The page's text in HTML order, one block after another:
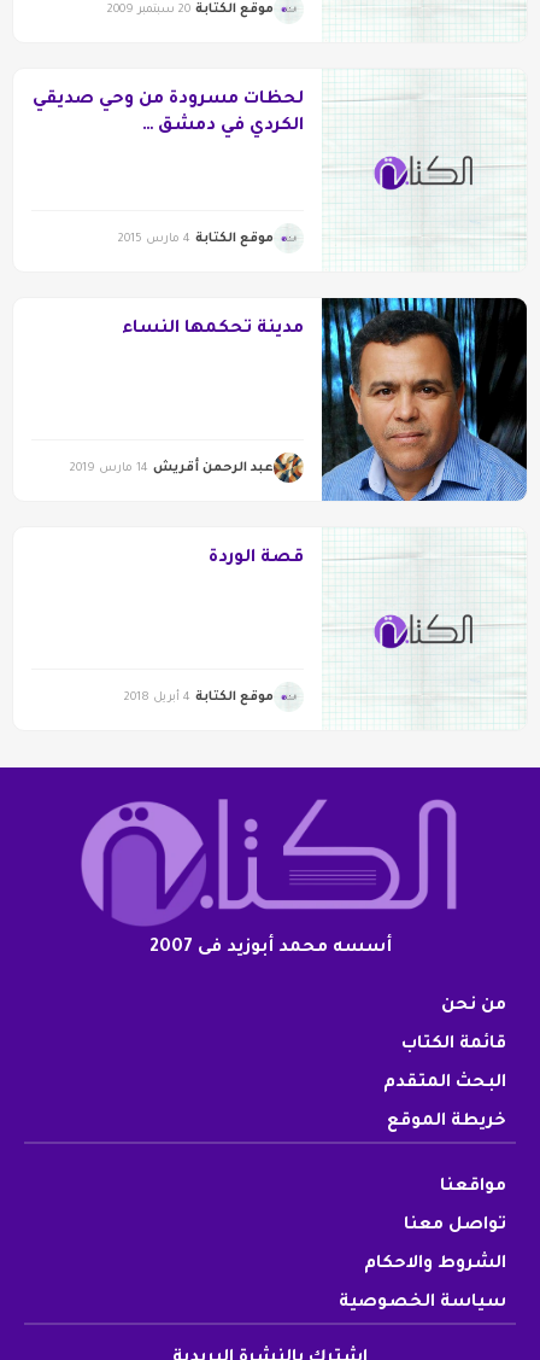
موقع الكتابة 20 سبتمبر 2009
لحظات مسرودة من وحي صديقي
الكردي في دمشق …
موقع الكتابة 4 مارس 2015
مدينة تحكمها النساء
عبد الرحمن أقريش 14 مارس 2019
قصة الوردة
موقع الكتابة 4 أبريل 2018
أسسه محمد أبوزيد فى 2007
من نحن
قائمة الكتاب
البحث المتقدم
خريطة الموقع
مواقعنا
تواصل معنا
الشروط والاحكام
سياسة الخصوصية